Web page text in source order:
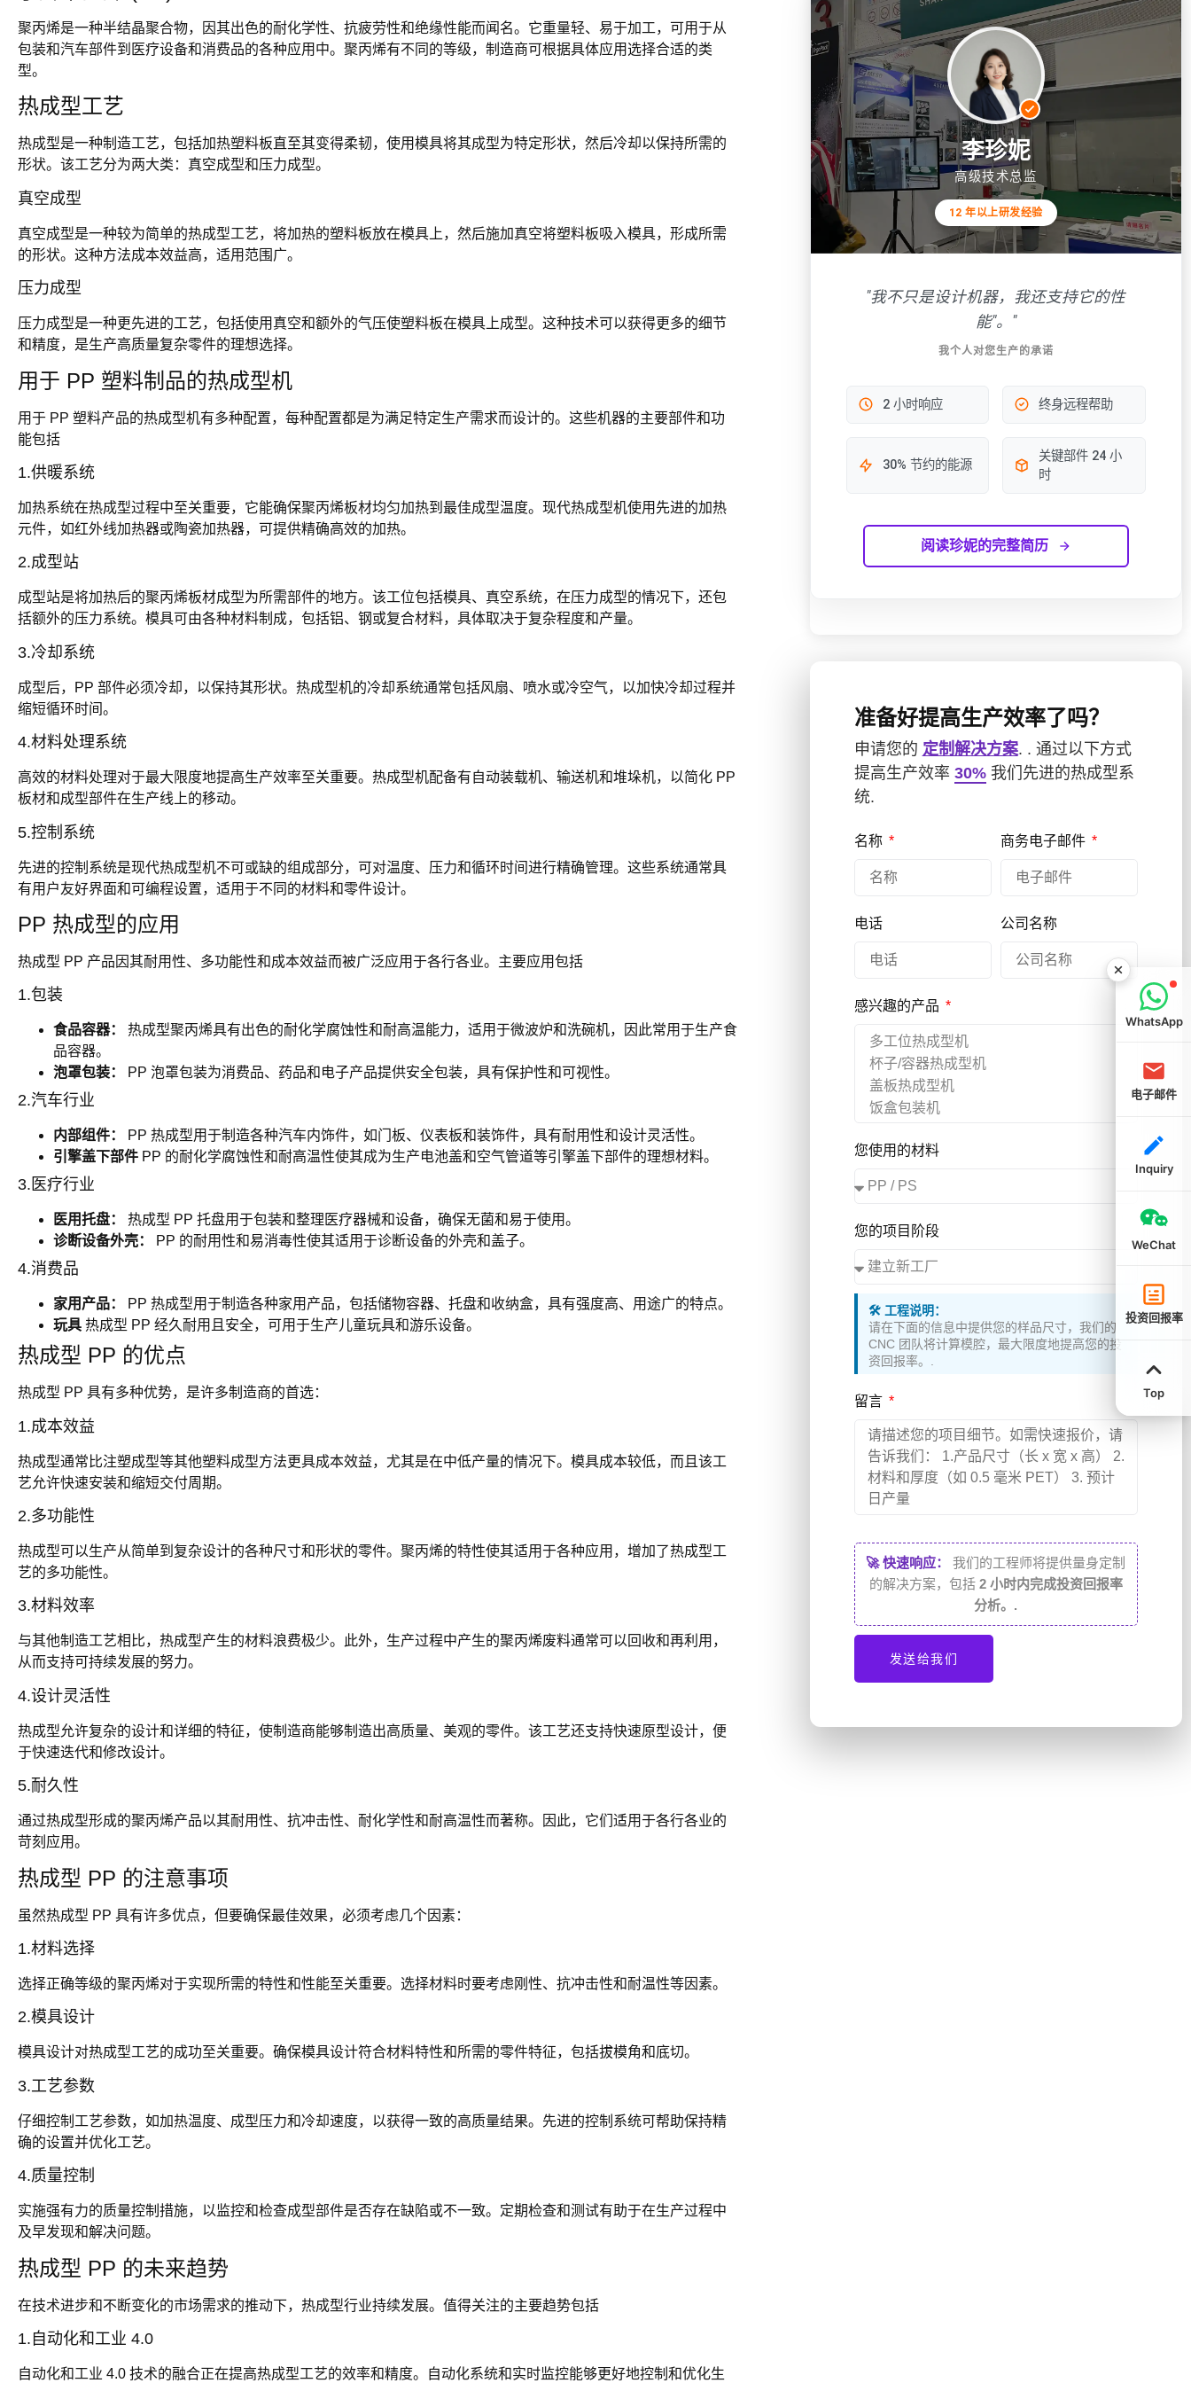
聚丙烯是一种半结晶聚合物，因其出色的耐化学性、抗疲劳性和绝缘性能而闻名。它重量轻、易于加工，可用于从
包装和汽车部件到医疗设备和消费品的各种应用中。聚丙烯有不同的等级，制造商可根据具体应用选择合适的类
型。
热成型工艺
热成型是一种制造工艺，包括加热塑料板直至其变得柔韧，使用模具将其成型为特定形状，然后冷却以保持所需的
形状。该工艺分为两大类：真空成型和压力成型。
真空成型
真空成型是一种较为简单的热成型工艺，将加热的塑料板放在模具上，然后施加真空将塑料板吸入模具，形成所需
的形状。这种方法成本效益高，适用范围广。
压力成型
压力成型是一种更先进的工艺，包括使用真空和额外的气压使塑料板在模具上成型。这种技术可以获得更多的细节
和精度，是生产高质量复杂零件的理想选择。
用于 PP 塑料制品的热成型机
用于 PP 塑料产品的热成型机有多种配置，每种配置都是为满足特定生产需求而设计的。这些机器的主要部件和功
能包括
1.供暖系统
加热系统在热成型过程中至关重要，它能确保聚丙烯板材均匀加热到最佳成型温度。现代热成型机使用先进的加热
元件，如红外线加热器或陶瓷加热器，可提供精确高效的加热。
2.成型站
成型站是将加热后的聚丙烯板材成型为所需部件的地方。该工位包括模具、真空系统，在压力成型的情况下，还包
括额外的压力系统。模具可由各种材料制成，包括铝、钢或复合材料，具体取决于复杂程度和产量。
3.冷却系统
成型后，PP 部件必须冷却，以保持其形状。热成型机的冷却系统通常包括风扇、喷水或冷空气，以加快冷却过程并
缩短循环时间。
4.材料处理系统
高效的材料处理对于最大限度地提高生产效率至关重要。热成型机配备有自动装载机、输送机和堆垛机，以简化 PP
板材和成型部件在生产线上的移动。
5.控制系统
先进的控制系统是现代热成型机不可或缺的组成部分，可对温度、压力和循环时间进行精确管理。这些系统通常具
有用户友好界面和可编程设置，适用于不同的材料和零件设计。
PP 热成型的应用
热成型 PP 产品因其耐用性、多功能性和成本效益而被广泛应用于各行各业。主要应用包括
1.包装
食品容器：
热成型聚丙烯具有出色的耐化学腐蚀性和耐高温能力，适用于微波炉和洗碗机，因此常用于生产食
品容器。
泡罩包装：
PP 泡罩包装为消费品、药品和电子产品提供安全包装，具有保护性和可视性。
2.汽车行业
内部组件：
PP 热成型用于制造各种汽车内饰件，如门板、仪表板和装饰件，具有耐用性和设计灵活性。
引擎盖下部件 PP 的耐化学腐蚀性和耐高温性使其成为生产电池盖和空气管道等引擎盖下部件的理想材料。
3.医疗行业
医用托盘：
热成型 PP 托盘用于包装和整理医疗器械和设备，确保无菌和易于使用。
诊断设备外壳：
PP 的耐用性和易消毒性使其适用于诊断设备的外壳和盖子。
4.消费品
家用产品：
PP 热成型用于制造各种家用产品，包括储物容器、托盘和收纳盒，具有强度高、用途广的特点。
玩具 热成型 PP 经久耐用且安全，可用于生产儿童玩具和游乐设备。
热成型 PP 的优点
热成型 PP 具有多种优势，是许多制造商的首选：
1.成本效益
热成型通常比注塑成型等其他塑料成型方法更具成本效益，尤其是在中低产量的情况下。模具成本较低，而且该工
艺允许快速安装和缩短交付周期。
2.多功能性
热成型可以生产从简单到复杂设计的各种尺寸和形状的零件。聚丙烯的特性使其适用于各种应用，增加了热成型工
艺的多功能性。
3.材料效率
与其他制造工艺相比，热成型产生的材料浪费极少。此外，生产过程中产生的聚丙烯废料通常可以回收和再利用，
从而支持可持续发展的努力。
4.设计灵活性
热成型允许复杂的设计和详细的特征，使制造商能够制造出高质量、美观的零件。该工艺还支持快速原型设计，便
于快速迭代和修改设计。
5.耐久性
通过热成型形成的聚丙烯产品以其耐用性、抗冲击性、耐化学性和耐高温性而著称。因此，它们适用于各行各业的
苛刻应用。
热成型 PP 的注意事项
虽然热成型 PP 具有许多优点，但要确保最佳效果，必须考虑几个因素：
1.材料选择
选择正确等级的聚丙烯对于实现所需的特性和性能至关重要。选择材料时要考虑刚性、抗冲击性和耐温性等因素。
2.模具设计
模具设计对热成型工艺的成功至关重要。确保模具设计符合材料特性和所需的零件特征，包括拔模角和底切。
3.工艺参数
仔细控制工艺参数，如加热温度、成型压力和冷却速度，以获得一致的高质量结果。先进的控制系统可帮助保持精
确的设置并优化工艺。
4.质量控制
实施强有力的质量控制措施，以监控和检查成型部件是否存在缺陷或不一致。定期检查和测试有助于在生产过程中
及早发现和解决问题。
热成型 PP 的未来趋势
在技术进步和不断变化的市场需求的推动下，热成型行业持续发展。值得关注的主要趋势包括
1.自动化和工业 4.0
自动化和工业 4.0 技术的融合正在提高热成型工艺的效率和精度。自动化系统和实时监控能够更好地控制和优化生
李珍妮
高级技术总监
12 年以上研发经验
"我不只是设计机器，我还支持它的性
能"。"
我个人对您生产的承诺
2 小时响应 终身远程帮助
30% 节约的能源
关键部件 24 小
时
阅读珍妮的完整简历
准备好提高生产效率了吗？
申请您的 定制解决方案. . 通过以下方式
提高生产效率 30%我们先进的热成型系
统.
名称 商务电子邮件
电话 公司名称
感兴趣的产品
您使用的材料
您的项目阶段
🛠️ 工程说明：
请在下面的信息中提供您的样品尺寸，我们的
CNC 团队将计算模腔，最大限度地提高您的投
资回报率。.
留言
🚀 快速响应：
我们的工程师将提供量身定制
的解决方案，包括 2 小时内完成投资回报率
分析。.
发送给我们
WhatsApp
电子邮件
Inquiry
WeChat
投资回报率
Top